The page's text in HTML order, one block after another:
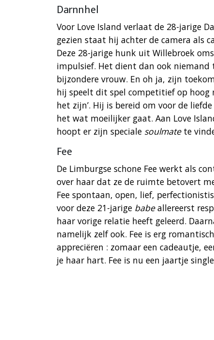
Darnnhel
Voor Love Island verlaat de 28-jarige
gezien staat hij achter de camera als
Deze 28-jarige hunk uit Willebroek
impulsief. Het dient dan ook niemand
bijzondere vrouw. En oh ja, zijn
hij speelt dit spel competitief op hoog
het zijn’. Hij is bereid om voor de
het wat moeilijker gaat. Aan Love
hoopt er zijn speciale soulmate te
Fee
De Limburgse schone Fee werkt als
over haar dat ze de ruimte betovert
Fee spontaan, open, lief,
voor deze 21-jarige babeallereerst
haar vorige relatie heeft geleerd.
namelijk zelf ook. Fee is erg
appreciëren : zomaar een cadeautje,
je haar hart. Fee is nu een jaartje